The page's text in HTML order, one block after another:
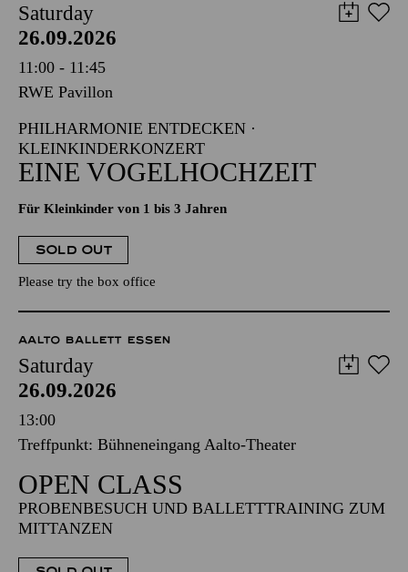
Saturday
26.09.2026
11:00 - 11:45
RWE Pavillon
PHILHARMONIE ENTDECKEN ·
KLEINKINDERKONZERT
EINE VOGELHOCHZEIT
Für Kleinkinder von 1 bis 3 Jahren
SOLD OUT
Please try the box office
AALTO BALLETT ESSEN
Saturday
26.09.2026
13:00
Treffpunkt: Bühneneingang Aalto-Theater
OPEN CLASS
PROBENBESUCH UND BALLETTTRAINING ZUM
MITTANZEN